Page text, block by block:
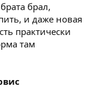
брал,
и даже новая
практически
там